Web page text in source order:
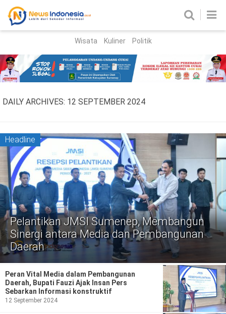
Parlemen
Nasional
Peristiwa
Hukum Kriminal
Korupsi
Politik
Gaya Hidup
Kesehatan Kuliner
Otomotif
Wisata Kuliner Politik
DAILY ARCHIVES: 12 SEPTEMBER 2024
Headline
Pelantikan JMSI Sumenep, Membangun
Sinergi antara Media dan Pembangunan
Daerah
Peran Vital Media dalam Pembangunan
Daerah, Bupati Fauzi Ajak Insan Pers
Sebarkan Informasi konstruktif
12 September 2024